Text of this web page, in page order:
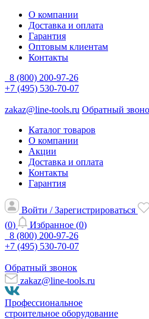
О компании
Доставка и оплата
Гарантия
Оптовым клиентам
Контакты
8 (800) 200-97-26
+7 (495) 530-70-07
zakaz@line-tools.ru Обратный
Каталог товаров
О компании
Акции
Доставка и оплата
Контакты
Гарантия
Войти / Зарегистрироваться
(0) Избранное (0)
8 (800) 200-97-26
+7 (495) 530-70-07
Обратный звонок
zakaz@line-tools.ru
Профессиональное
строительное оборудование